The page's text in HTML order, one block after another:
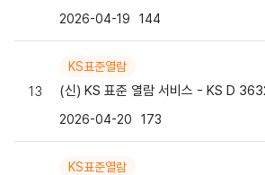
2026-04-19 144
13
KS표준열람
2026-04-20 173
KS표준열람